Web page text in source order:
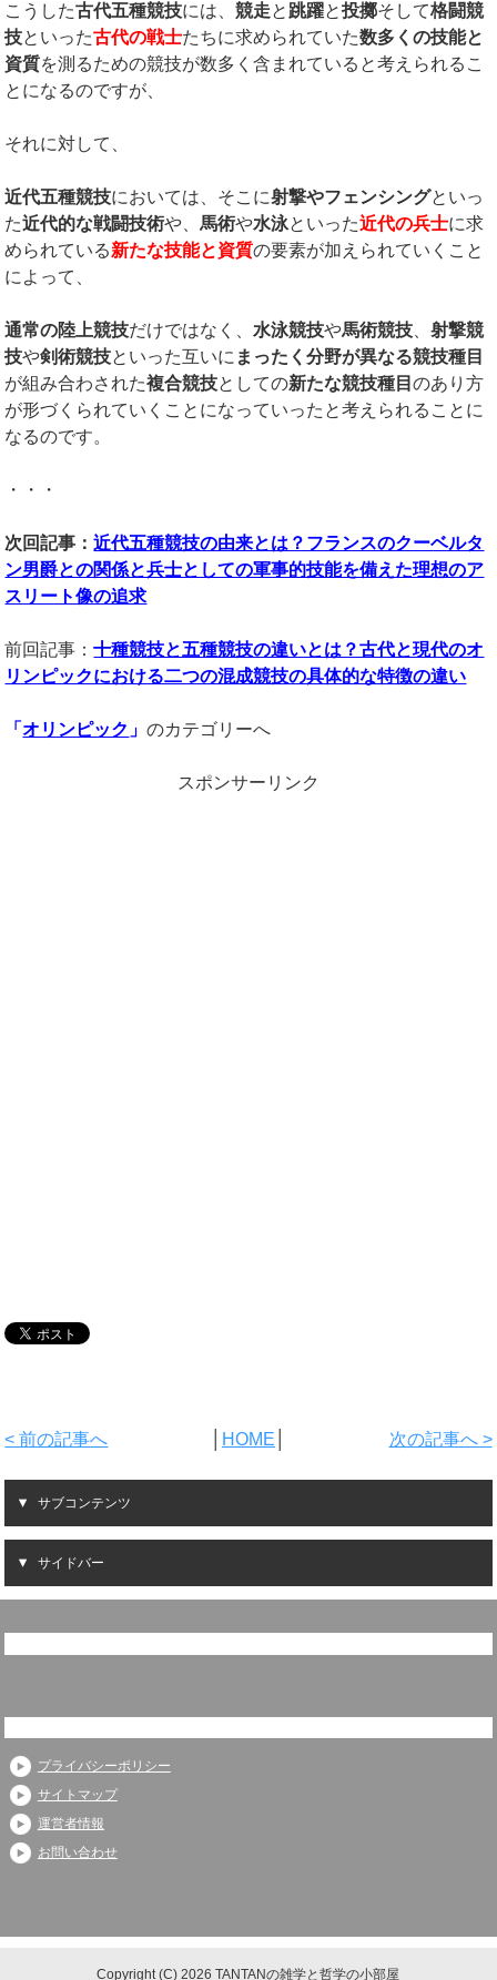
こうした古代五種競技には、競走と 跳躍と投擲そして格闘競
技といった古代の戦士たちに求められていた数多くの技能と
資質を測るための競技が数多く含まれていると考えられるこ
とになるのですが、
それに対して、
近代五種競技においては、そこに射撃やフェンシングといっ
た近代的な戦闘技術や、馬術や水泳といった近代の兵士に求
められている新たな技能と資質の要素が加えられていくこと
によって、
通常の陸上競技だけではなく、水泳競技や馬術競技、射撃競
技や剣術競技といった互いに まったく分野が異なる競技種目
が組み合わされた複合競技としての新たな競技種目のあり方
が形づくられていくことになっていったと考えられることに
なるのです。
・・・
次回記事：近代五種競技の由来とは？フランスのクーベルタ
ン男爵との関係と兵士としての軍事的技能を備えた理想のア
スリート像の追求
前回記事：十種競技と五種競技の違いとは？古代と現代のオ
リンピックにおける二つの混成競技の具体的な特徴の違い
「オリンピック 」のカテゴリーへ
スポンサーリンク
< 前の記事へ HOME 次の記事へ >
サブコンテンツ
サイドバー
プライバシーポリシー
サイトマップ
運営者情報
お問い合わせ
Copyright (C) 2026 TANTANの雑学と哲学の小部屋